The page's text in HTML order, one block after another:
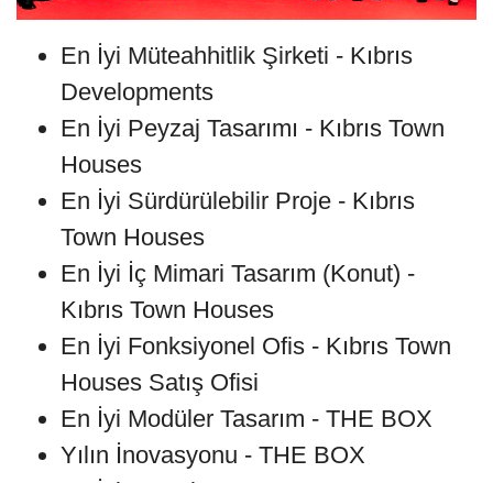
En İyi Müteahhitlik Şirketi - Kıbrıs
Developments
En İyi Peyzaj Tasarımı - Kıbrıs Town
Houses
En İyi Sürdürülebilir Proje - Kıbrıs
Town Houses
En İyi İç Mimari Tasarım (Konut) -
Kıbrıs Town Houses
En İyi Fonksiyonel Ofis - Kıbrıs Town
Houses Satış Ofisi
En İyi Modüler Tasarım - THE BOX
Yılın İnovasyonu - THE BOX